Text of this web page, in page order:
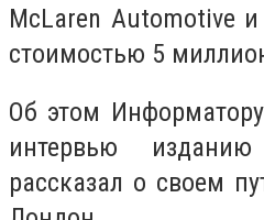
McLaren Automotive и
стоимостью 5
Об этом
интервью
рассказал о своем